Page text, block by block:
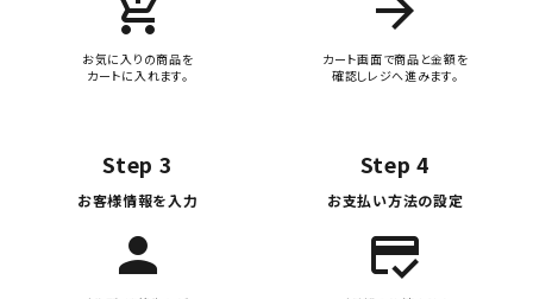
お気に入りの商品を
カートに入れます。
カート画面で商品と金額を
確認しレジへ進みます。
Step 3
お客様情報を入力
person
Step 4
お支払い方法の設定
credit_score